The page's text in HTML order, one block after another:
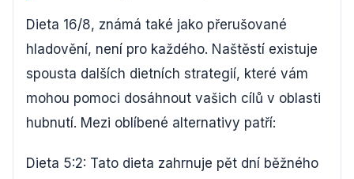
Dieta 16/8, známá také jako přerušované
hladovění, není pro každého. Naštěstí existuje
spousta dalších dietních strategií, které vám
mohou pomoci dosáhnout vašich cílů v oblasti
hubnutí. Mezi oblíbené alternativy patří:
Dieta 5:2: Tato dieta zahrnuje pět dní běžného